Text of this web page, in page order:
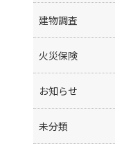
建物調査
火災保険
お知らせ
未分類